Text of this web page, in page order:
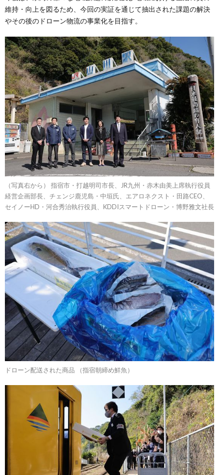
維持・向上を図るため、今回の実証を通じて抽出された課題の解決
やその後のドローン物流の事業化を目指す。
（写真右から） 指宿市・打越明司市長、JR九州・赤木由美上席執行役員
経営企画部長、チェンジ鹿児島・中垣氏、エアロネクスト・田路CEO、
セイノーHD・河合秀治執行役員、KDDIスマートドローン・博野雅文社長
ドローン配送された商品 （指宿朝締め鮮魚）